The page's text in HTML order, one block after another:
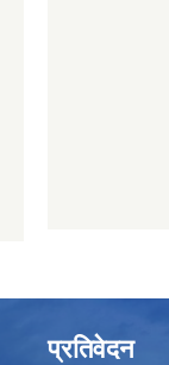
प्रतिवेदन